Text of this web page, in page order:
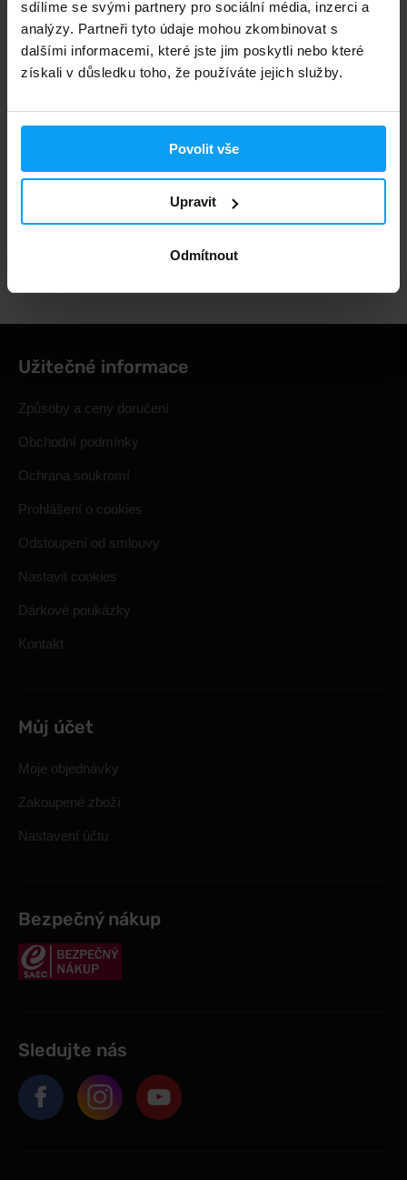
sdílíme se svými partnery pro sociální média, inzerci a
analýzy. Partneři tyto údaje mohou zkombinovat s
dalšími informacemi, které jste jim poskytli nebo které
získali v důsledku toho, že používáte jejich služby.
Povolit vše
Upravit
Odmítnout
Rychlé doručení
3000+ produktů ihned k odběru
Odborné poradenství
Užitečné informace
Způsoby a ceny doručení
Obchodní podmínky
Ochrana soukromí
Prohlášení o cookies
Odstoupení od smlouvy
Nastavit cookies
Dárkové poukázky
Kontakt
Můj účet
Moje objednávky
Zakoupené zboží
Nastavení účtu
Bezpečný nákup
Sledujte nás